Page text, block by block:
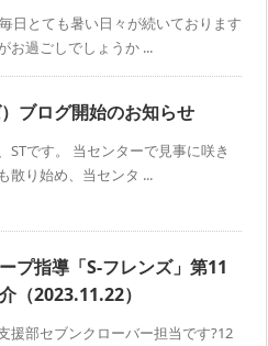
毎日とても暑い日々が続いております
お過ごしでしょうか ...
ブログ開始のお知らせ
STです。 当センターで見事に咲き
散り始め、当センタ ...
プ指導「S-フレンズ」第11
（2023.11.22）
援部セブンクローバー担当です?12